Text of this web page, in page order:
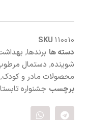
SKU 110010
دسته ها برندها,
شوینده, دستمال
محصولات مادر و کودک,
برچسب جشنواره